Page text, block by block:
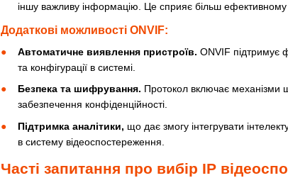
іншу важливу інформацію. Це сприяє більш
Додаткові можливості ONVIF:
Автоматичне виявлення пристроїв. ONVIF підтримує
та конфігурації в системі.
Безпека та шифрування. Протокол включає механізми
забезпечення конфіденційності.
Підтримка аналітики, що дає змогу інтегрувати
в систему відеоспостереження.
Часті запитання про вибір IP